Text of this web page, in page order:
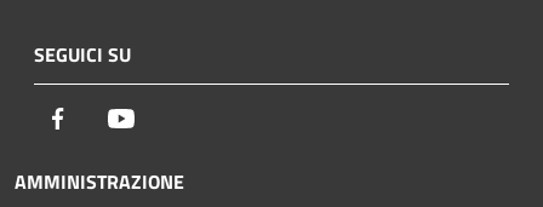
SEGUICI SU
Facebook
AMMINISTRAZIONE